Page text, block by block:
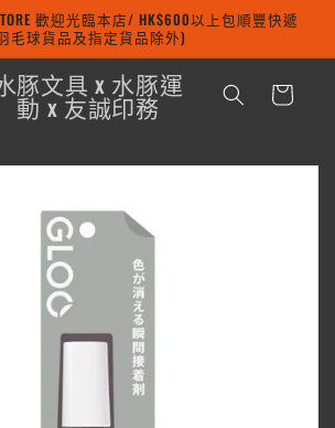
STORE 歡迎光臨本店/ HK$600以上包順豐快遞
毛球貨品及指定貨品除外)
豚文具 x 水豚運
動 x 友誠印務
物